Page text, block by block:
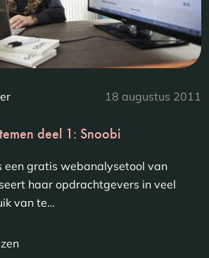
18 augustus 2011
deel 1: Snoobi
een gratis webanalysetool van
haar opdrachtgevers in veel
van te…